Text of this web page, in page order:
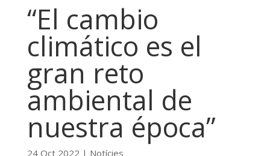
“El cambio
climático es el
gran reto
ambiental de
nuestra época”
24 Oct 2022 | Notícies